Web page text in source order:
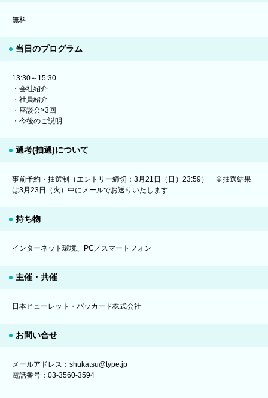
無料
当日のプログラム
13:30～15:30
・会社紹介
・社員紹介
・座談会×3回
・今後のご説明
選考(抽選)について
事前予約・抽選制（エントリー締切：3月21日（日）23:59） ※抽選結果
は3月23日（火）中にメールでお送りいたします
持ち物
インターネット環境、PC／スマートフォン
主催・共催
日本ヒューレット・パッカード株式会社
お問い合せ
メールアドレス：shukatsu@type.jp
電話番号：03-3560-3594